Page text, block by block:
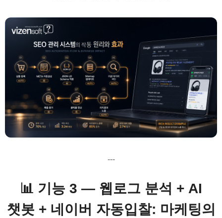
---
📊 기능 3 — 웹로그 분석 + AI
챗봇 + 네이버 자동입찰: 마케팅의